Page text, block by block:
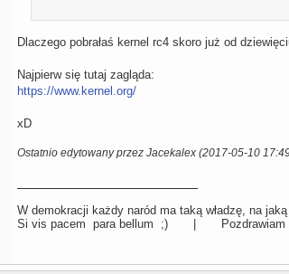
Dlaczego pobrałaś kernel rc4 skoro już od
Najpierw się tutaj zagląda:
https://www.kernel.org/
xD
Ostatnio edytowany przez Jacekalex (2017-05-10
W demokracji każdy naród ma taką władzę, na jaką
Si vis pacem para bellum ;) | Pozdrawiam